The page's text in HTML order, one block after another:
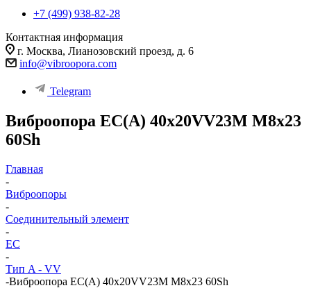
+7 (499) 938-82-28
Контактная информация
г. Москва, Лианозовский проезд, д. 6
info@vibroopora.com
Telegram
Виброопора EC(A) 40x20VV23M M8x23
60Sh
Главная
-
Виброопоры
-
Cоединительный элемент
-
EC
-
Тип A - VV
-Виброопора EC(A) 40x20VV23M M8x23 60Sh